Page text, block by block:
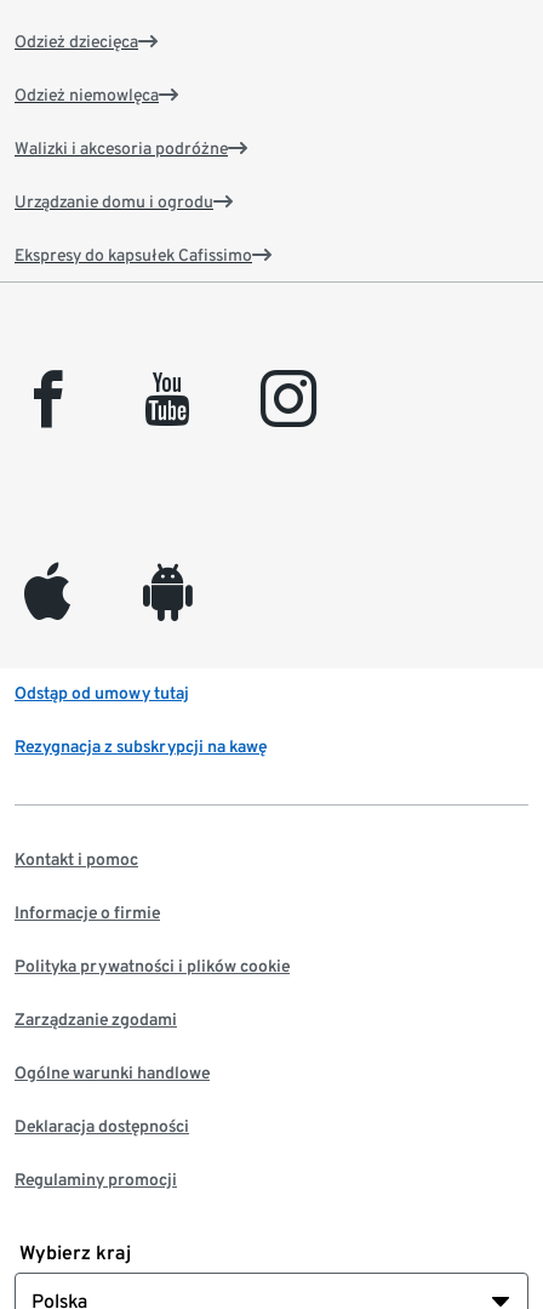
Odzież dziecięca
Odzież niemowlęca
Walizki i akcesoria podróżne
Urządzanie domu i ogrodu
Ekspresy do kapsułek Cafissimo
facebook youtube instagram
appleinc android
Odstąp od umowy tutaj
Rezygnacja z subskrypcji na kawę
Kontakt i pomoc
Informacje o firmie
Polityka prywatności i plików cookie
Zarządzanie zgodami
Ogólne warunki handlowe
Deklaracja dostępności
Regulaminy promocji
Wybierz kraj
Polska